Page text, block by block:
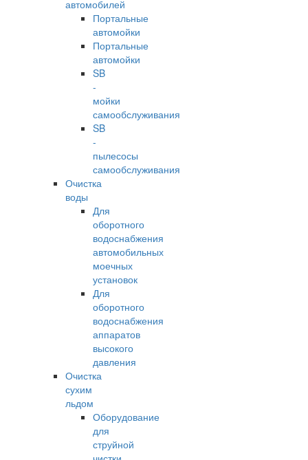
автомобилей
Портальные
автомойки
Портальные
автомойки
SB
-
мойки
самообслуживания
SB
-
пылесосы
самообслуживания
Очистка
воды
Для
оборотного
водоснабжения
автомобильных
моечных
установок
Для
оборотного
водоснабжения
аппаратов
высокого
давления
Очистка
сухим
льдом
Оборудование
для
струйной